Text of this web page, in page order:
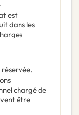
est
dans les
réservée.
chargé de
être